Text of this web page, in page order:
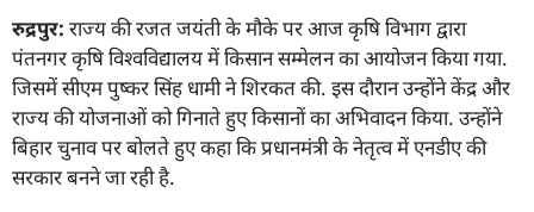
रुद्रपुर: राज्य की रजत जयंती के मौके पर आज कृषि विभाग द्वारा
पंतनगर कृषि विश्वविद्यालय में किसान सम्मेलन का आयोजन किया गया.
जिसमें सीएम पुष्कर सिंह धामी ने शिरकत की. इस दौरान उन्होंने केंद्र और
राज्य की योजनाओं को गिनाते हुए किसानों का अभिवादन किया. उन्होंने
बिहार चुनाव पर बोलते हुए कहा कि प्रधानमंत्री के नेतृत्व में एनडीए की
सरकार बनने जा रही है.